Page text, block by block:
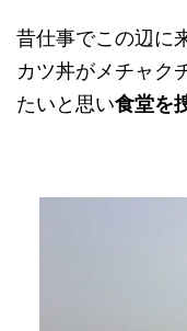
昔仕事でこの辺に
カツ丼がメチャク
たいと思い食堂を